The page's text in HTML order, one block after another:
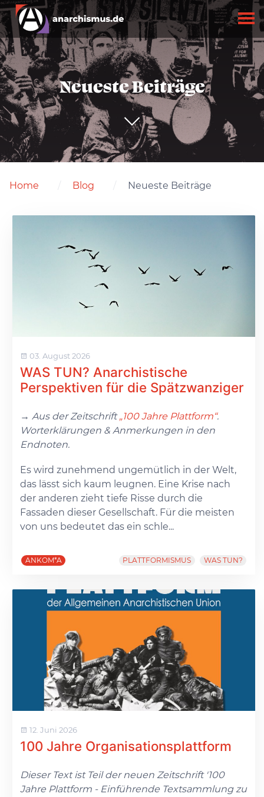
Neueste Beiträge
Home Blog Neueste Beiträge
03. August 2026
WAS TUN? Anarchistische
Perspektiven für die Spätzwanziger
→ Aus der Zeitschrift„100 Jahre Plattform“.
Worterklärungen & Anmerkungen in den
Endnoten.
Es wird zunehmend ungemütlich in der Welt,
das lässt sich kaum leugnen. Eine Krise nach
der anderen zieht tiefe Risse durch die
Fassaden dieser Gesellschaft. Für die meisten
von uns bedeutet das ein schle...
ANKOM*A PLATTFORMISMUS WAS TUN?
12. Juni 2026
100 Jahre Organisationsplattform
Dieser Text ist Teil der neuen Zeitschrift '100
Jahre Plattform - Einführende Textsammlung zu